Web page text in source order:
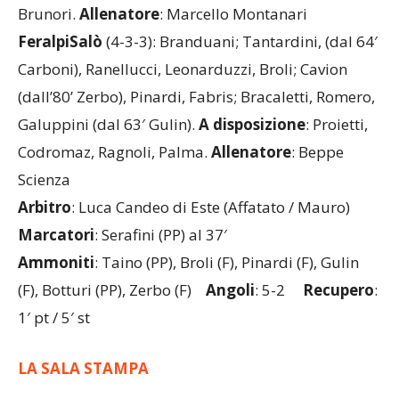
Brunori. Allenatore: Marcello Montanari
FeralpiSalò (4-3-3): Branduani; Tantardini, (dal 64′
Carboni), Ranellucci, Leonarduzzi, Broli; Cavion
(dall’80’ Zerbo), Pinardi, Fabris; Bracaletti, Romero,
Galuppini (dal 63′ Gulin). A disposizione: Proietti,
Codromaz, Ragnoli, Palma. Allenatore: Beppe
Scienza
Arbitro: Luca Candeo di Este (Affatato / Mauro)
Marcatori: Serafini (PP) al 37′
Ammoniti: Taino (PP), Broli (F), Pinardi (F), Gulin
(F), Botturi (PP), Zerbo (F) Angoli: 5-2 Recupero:
1′ pt / 5′ st
LA SALA STAMPA